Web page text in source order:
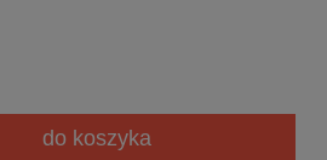
do koszyka